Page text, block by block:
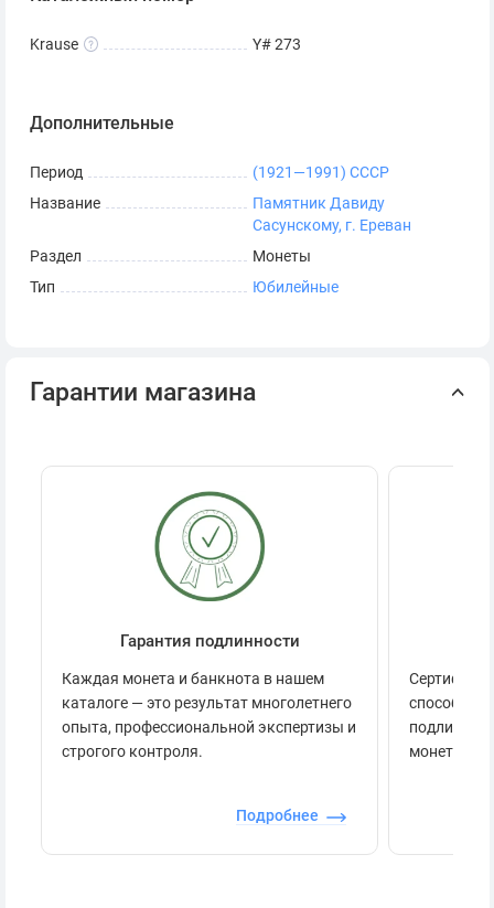
Krause Y# 273
Дополнительные
Период
(1921—1991) СССР
Название
Памятник Давиду
Сасунскому, г. Ереван
Раздел
Монеты
Тип
Юбилейные
Гарантии магазина
Гарантия подлинности
Каждая монета и банкнота в нашем
каталоге — это результат многолетнего
опыта, профессиональной экспертизы и
строгого контроля.
Подробнее
способов
монеты.